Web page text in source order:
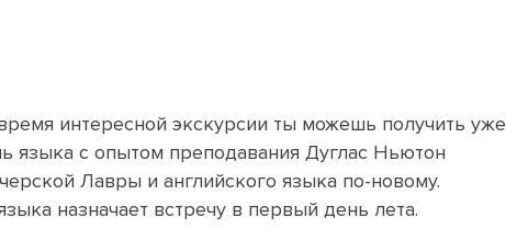
интересной экскурсии ты можешь получить уже
языка с опытом преподавания Дуглас Ньютон
Лавры и английского языка по-новому.
назначает встречу в первый день лета.